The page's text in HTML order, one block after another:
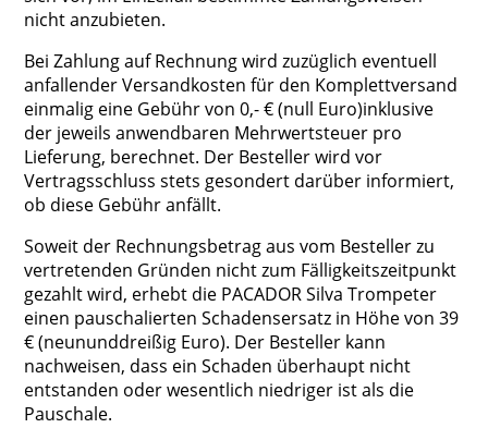
nicht anzubieten.
Bei Zahlung auf Rechnung wird zuzüglich eventuell
anfallender Versandkosten für den Komplettversand
einmalig eine Gebühr von 0,- € (null Euro)inklusive
der jeweils anwendbaren Mehrwertsteuer pro
Lieferung, berechnet. Der Besteller wird vor
Vertragsschluss stets gesondert darüber informiert,
ob diese Gebühr anfällt.
Soweit der Rechnungsbetrag aus vom Besteller zu
vertretenden Gründen nicht zum Fälligkeitszeitpunkt
gezahlt wird, erhebt die PACADOR Silva Trompeter
einen pauschalierten Schadensersatz in Höhe von 39
€ (neununddreißig Euro). Der Besteller kann
nachweisen, dass ein Schaden überhaupt nicht
entstanden oder wesentlich niedriger ist als die
Pauschale.